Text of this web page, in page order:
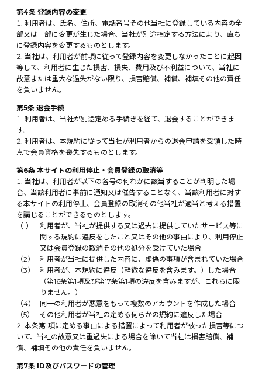
第4条 登録内容の変更
利用者は、氏名、住所、電話番号その他当社に登録している内容の全
部又は一部に変更が生じた場合、当社が別途指定する方法により、直ち
に登録内容を変更するものとします。
当社は、利用者が前項に従って登録内容を変更しなかったことに起因
等して、利用者に生じた損害、損失、費用及び不利益について、当社に
故意または重大な過失がない限り、損害賠償、補償、補填その他の責任
を負いません。
第5条 退会手続
利用者は、当社が別途定める手続きを経て、退会することができま
す。
利用者は、本規約に従って当社が利用者からの退会申請を受領した時
点で会員資格を喪失するものとします。
第6条 本サイトの利用停止・会員登録の取消等
当社は、利用者が以下の各号の何れかに該当することが判明した場
合、当該利用者に事前に通知又は催告することなく、当該利用者に対す
る本サイトの利用停止、会員登録の取消その他当社が適当と考える措置
を講じることができるものとします。
利用者が、当社が提供する又は過去に提供していたサービス等に
関する規約に違反をしたこと又はその他の事由により、利用停止
又は会員登録の取消その他の処分を受けていた場合
利用者が当社に提供した内容に、虚偽の事項が含まれていた場合
利用者が、本規約に違反（軽微な違反を含みます。）した場合
（第16条第1項及び第17条第1項の違反を含みますが、これらに限
りません。）
同一の利用者が悪意をもって複数のアカウントを作成した場合
その他利用者が当社の定める何らかの規約に違反した場合
本条第1項に定める事由による措置によって利用者が被った損害等につ
いて、当社の故意又は重過失による場合を除いて当社は損害賠償、補
償、補填その他の責任を負いません。
第7条 ID及びパスワードの管理